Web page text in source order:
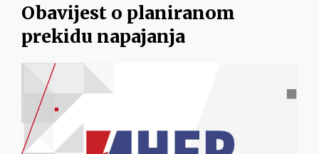
Obavijest o planiranom
prekidu napajanja